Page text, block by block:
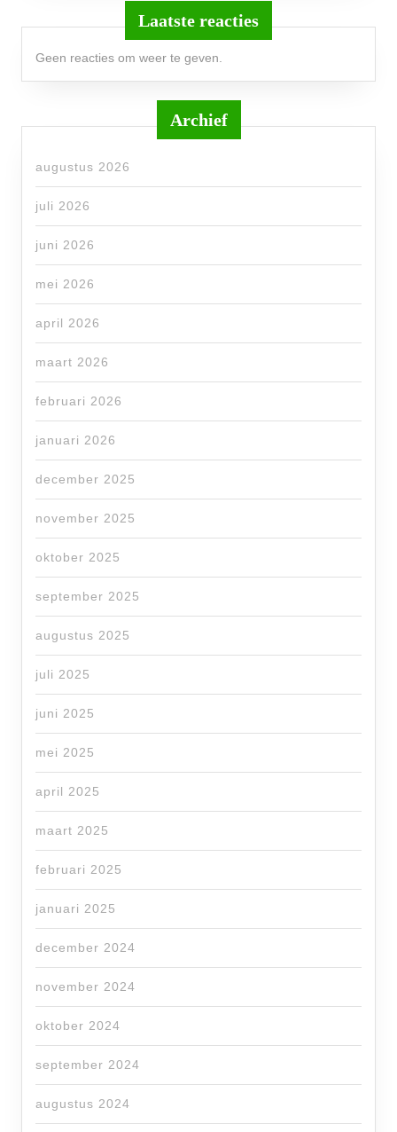
Laatste reacties
Geen reacties om weer te geven.
Archief
augustus 2026
juli 2026
juni 2026
mei 2026
april 2026
maart 2026
februari 2026
januari 2026
december 2025
november 2025
oktober 2025
september 2025
augustus 2025
juli 2025
juni 2025
mei 2025
april 2025
maart 2025
februari 2025
januari 2025
december 2024
november 2024
oktober 2024
september 2024
augustus 2024